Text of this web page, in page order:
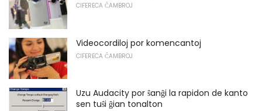
CIFERECA ĈAMBROJ
Videocordiloj por komencantoj
CIFERECA ĈAMBROJ
Uzu Audacity por ŝanĝi la rapidon de kanto
sen tuŝi ĝian tonalton